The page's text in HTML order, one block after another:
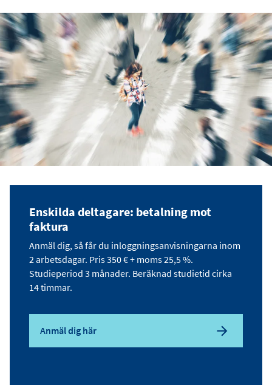
Enskilda deltagare: betalning mot
faktura
Anmäl dig, så får du inloggningsanvisningarna inom
2 arbetsdagar. Pris 350 € + moms 25,5 %.
Studieperiod 3 månader. Beräknad studietid cirka
14 timmar.
Anmäl dig här